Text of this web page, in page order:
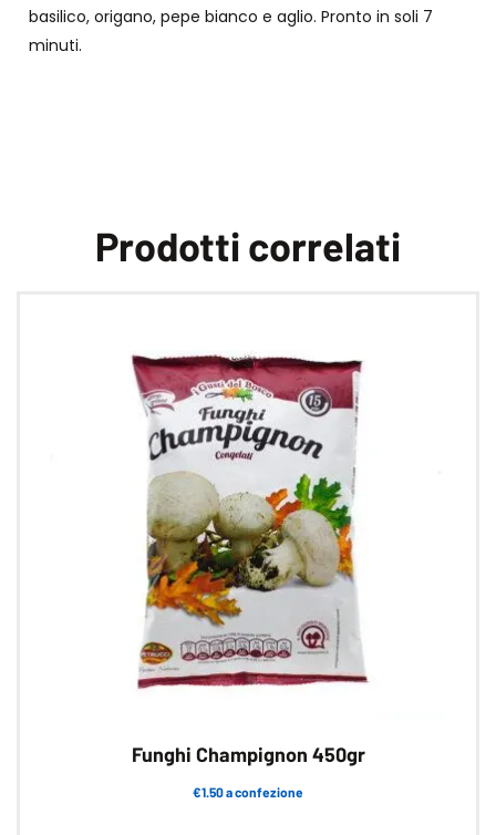
basilico, origano, pepe bianco e aglio. Pronto in soli 7
minuti.
Prodotti correlati
Funghi Champignon 450gr
€1.50 a confezione